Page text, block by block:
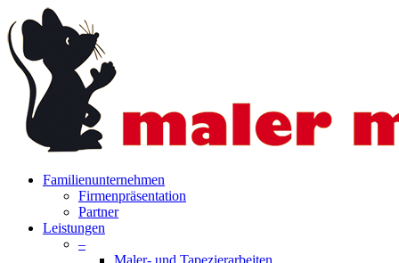
to
main
content
search
Menu
Familienunternehmen
Firmenpräsentation
Partner
Leistungen
–
Maler- und Tapezierarbeiten